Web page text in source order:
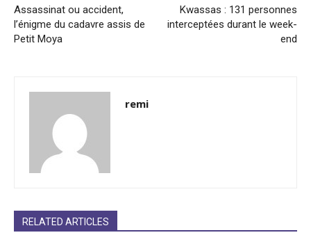
Assassinat ou accident,
l’énigme du cadavre assis de
Petit Moya
Kwassas : 131 personnes
interceptées durant le week-
end
remi
RELATED ARTICLES